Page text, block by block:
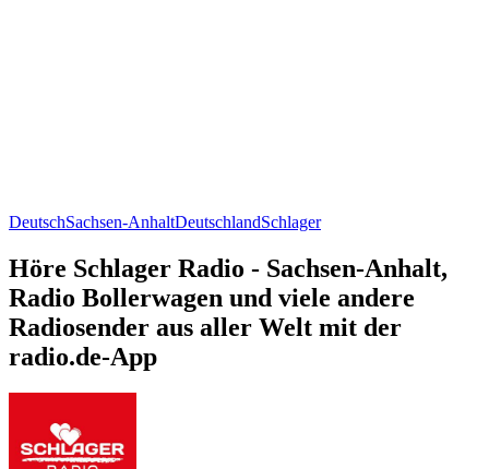
DeutschSachsen-AnhaltDeutschlandSchlager
Höre Schlager Radio - Sachsen-Anhalt,
Radio Bollerwagen und viele andere
Radiosender aus aller Welt mit der
radio.de-App